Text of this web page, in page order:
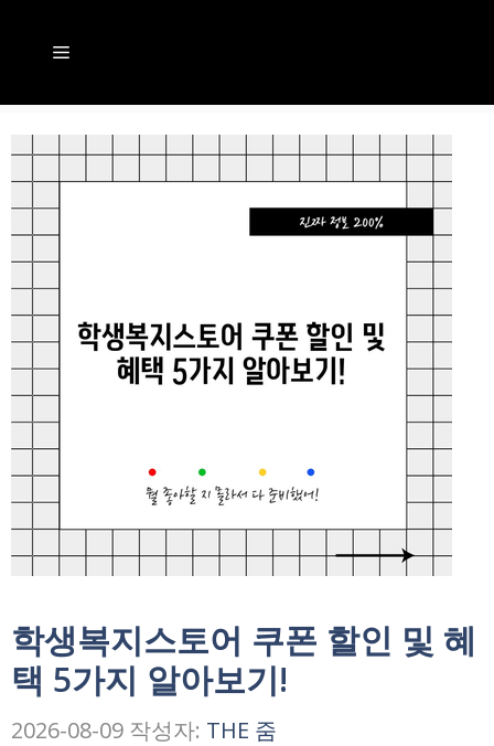
너
뛰
기
메
뉴
학생복지스토어 쿠폰 할인 및 혜
택 5가지 알아보기!
2026-08-09 작성자: THE 줌